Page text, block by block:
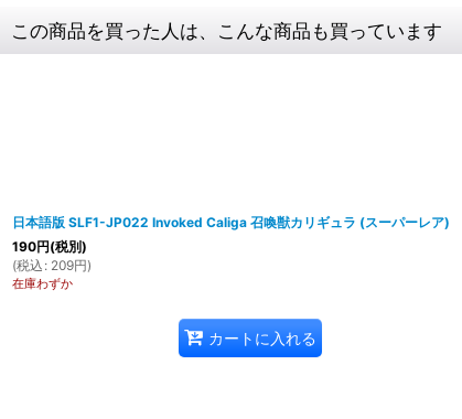
この商品を買った人は、こんな商品も買っています
日本語版 SLF1-JP022 Invoked Caliga 召喚獣カリギュラ (スーパーレア)
190円(税別)
(税込 : 209円)
在庫わずか
カートに入れる